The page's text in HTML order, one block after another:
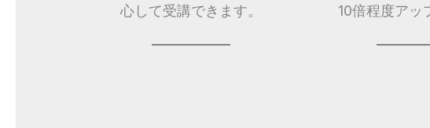
心して受講できます。
10倍程度アッ